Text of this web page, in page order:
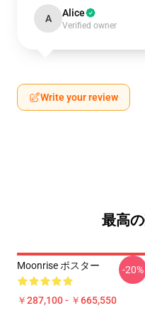
A Alice
Verified owner
Write your review
最高
Moonrise ポスター
￥287,100 - ￥665,550
-20%